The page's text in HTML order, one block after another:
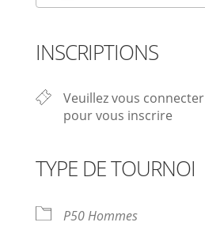
INSCRIPTIONS
Veuillez vous connecter
pour vous inscrire
TYPE DE TOURNOI
P50 Hommes